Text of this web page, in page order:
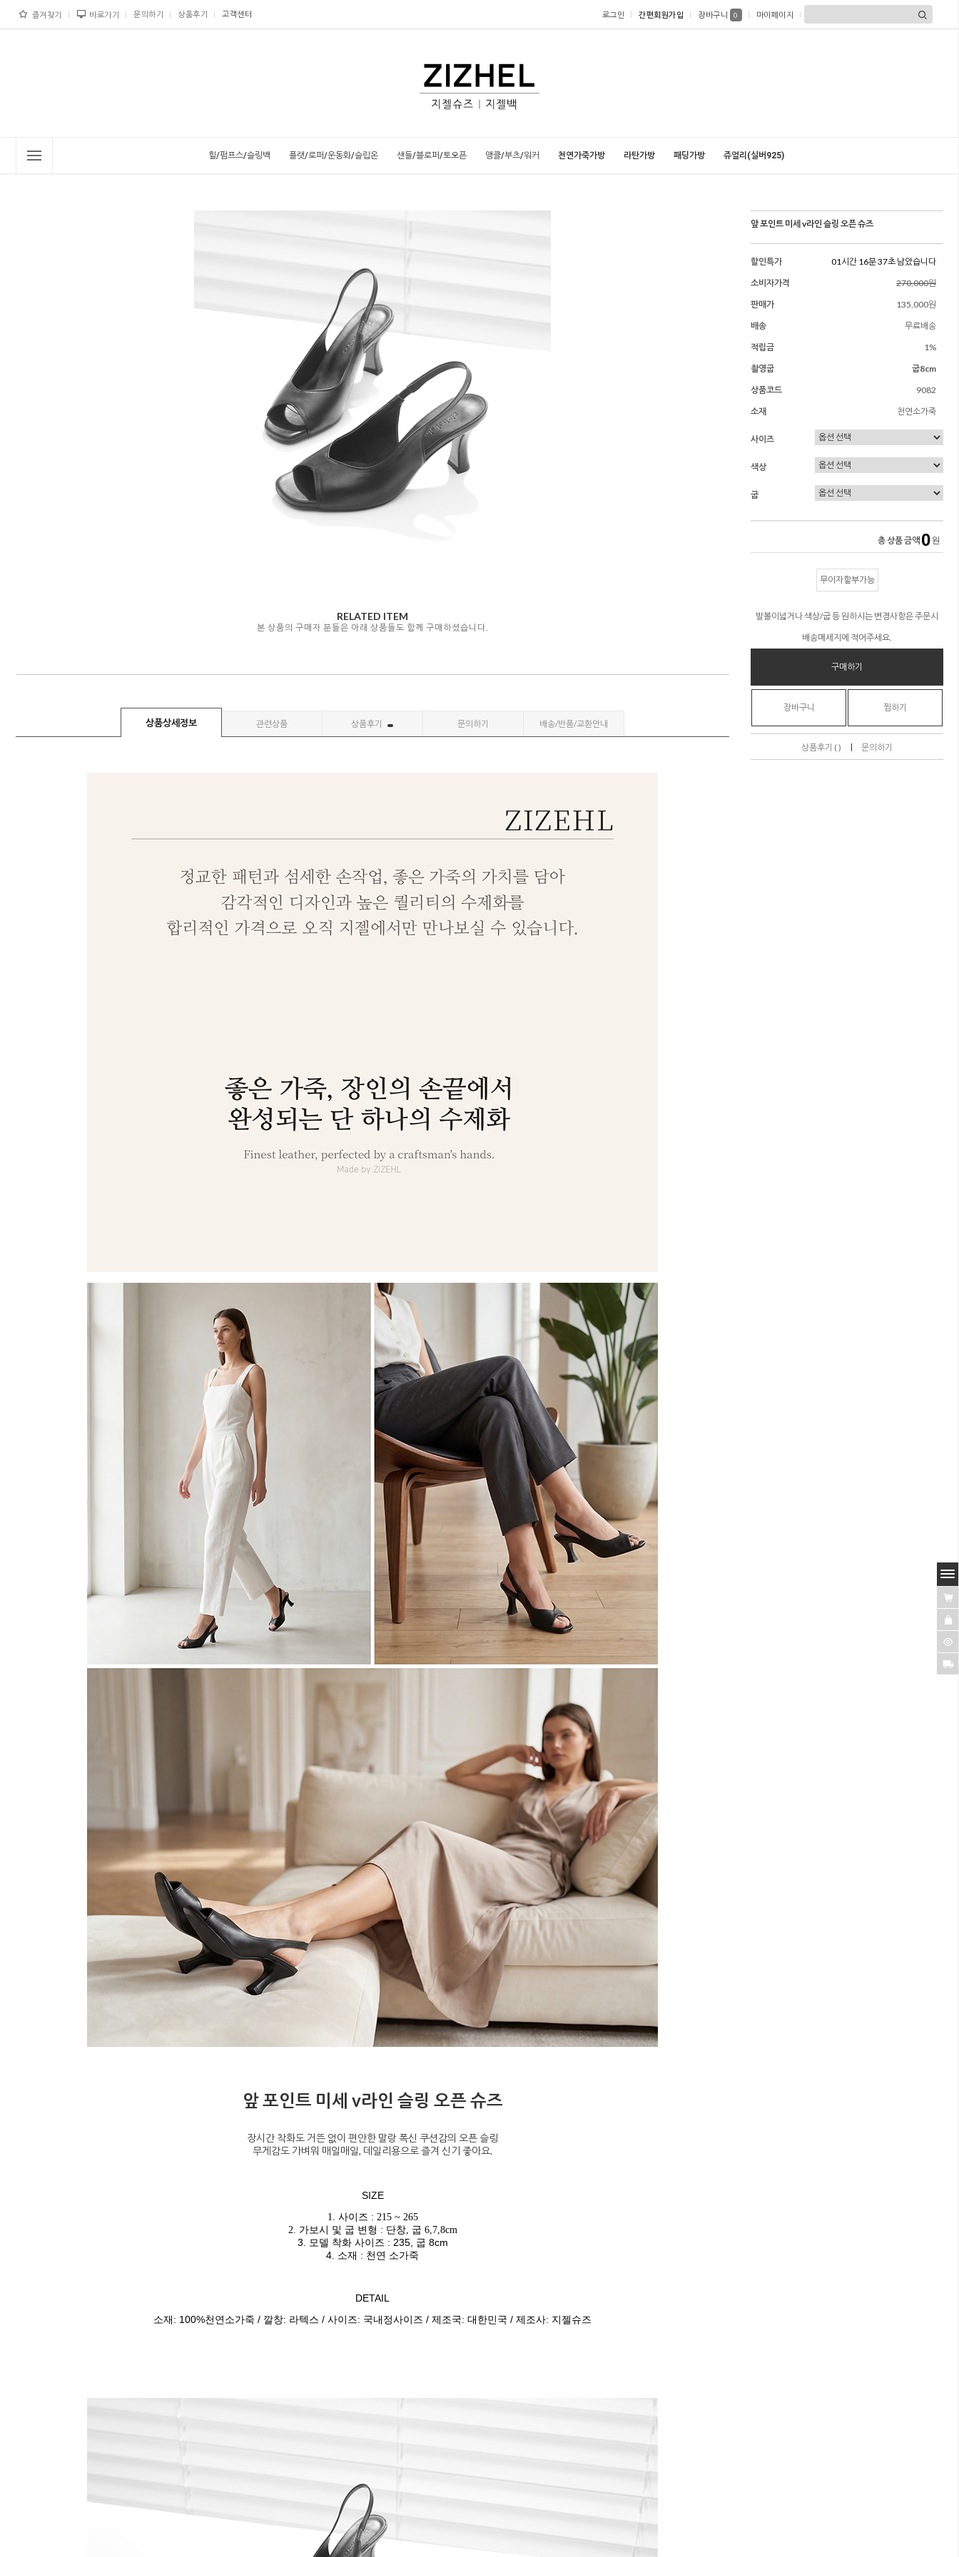
즐겨찾기 바로가기 문의하기 상품후기 고객센터 로그인 간편회원가입 장바구니 0 마이페이지
힐/펌프스/슬링백 플랫/로퍼/운동화/슬립온 샌들/블로퍼/토오픈 앵클/부츠/워커 천연가죽가방 라탄가방 패딩가방 쥬얼리(실버925)
RELATED ITEM
본 상품의 구매자 분들은 아래 상품들도 함께 구매하셨습니다.
상품상세정보 관련상품 상품후기 문의하기 배송/반품/교환안내
앞 포인트 미세 v라인 슬링 오픈 슈즈
장시간 착화도 거뜬 없이 편안한 말랑 폭신 쿠션감의 오픈 슬링
무게감도 가벼워 매일매일, 데일리용으로 즐겨 신기 좋아요.
SIZE
1. 사이즈 : 215 ~ 265
2. 가보시 및 굽 변형 : 단창, 굽 6,7,8cm
3. 모델 착화 사이즈 : 235, 굽 8cm
4. 소재 : 천연 소가죽
DETAIL
소재: 100%천연소가죽 / 깔창: 라텍스 / 사이즈: 국내정사이즈 / 제조국: 대한민국 / 제조사: 지젤슈즈
앞 포인트 미세 v라인 슬링 오픈 슈즈
할인특가
01시간 16분 36초 남았습니다
소비자가격
270,000원
판매가
135,000원
배송
무료배송
적립금
1%
촬영굽
굽8cm
상품코드
9082
소재
천연소가죽
사이즈
색상
굽
총 상품 금액 0 원
무이자할부가능
발볼이넓거나 색상/굽 등 원하시는 변경사항은 주문시
배송메세지에 적어주세요.
구매하기
장바구니 찜하기
상품후기 ( ) | 문의하기